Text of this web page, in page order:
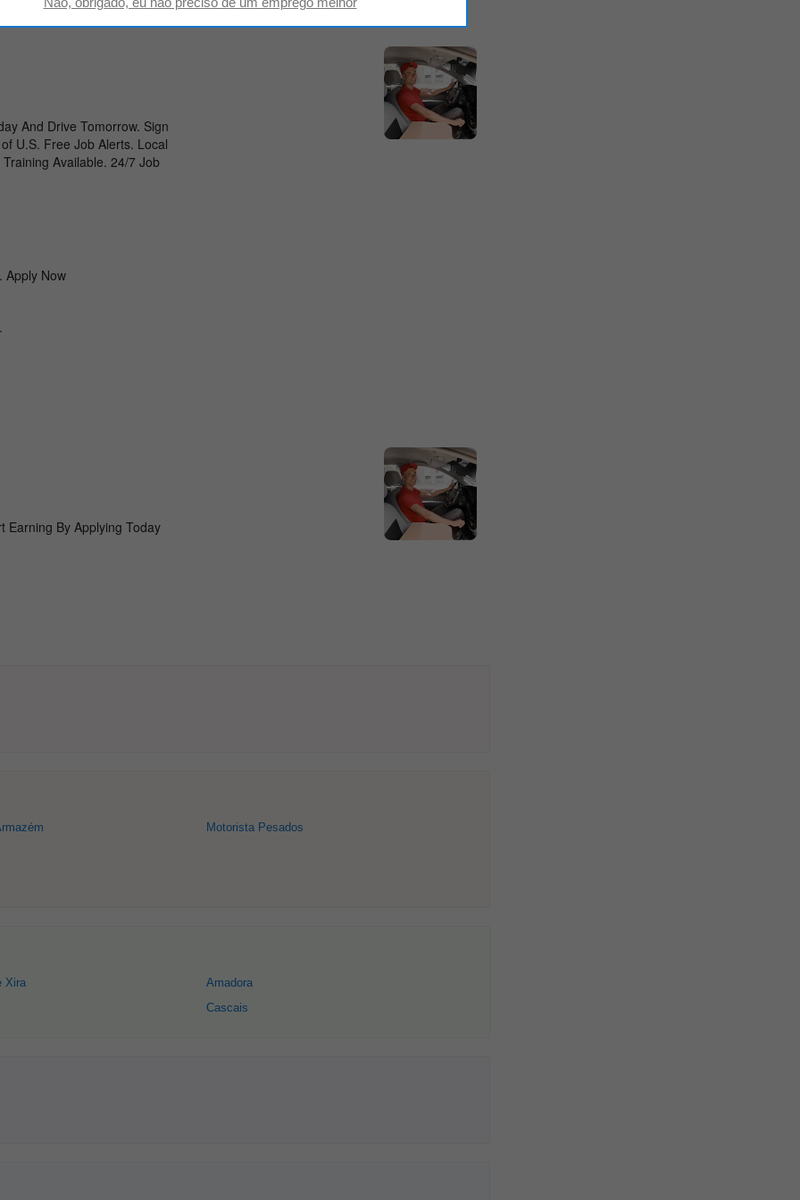
Motorista Pesados
Xira
Amadora
Cascais